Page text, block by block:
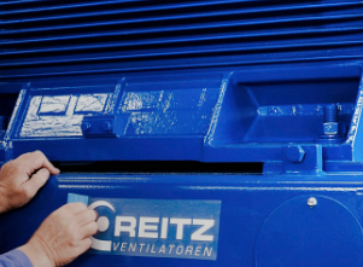
传感器与监测
附加设备
合规性